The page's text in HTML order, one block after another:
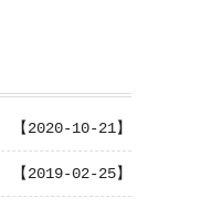
【2020-10-21】
【2019-02-25】